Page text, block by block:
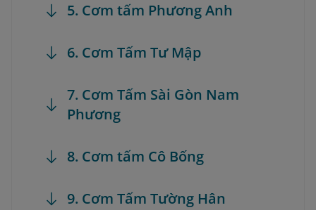
5. Cơm tấm Phương Anh
6. Cơm Tấm Tư Mập
7. Cơm Tấm Sài Gòn Nam
Phương
8. Cơm tấm Cô Bống
9. Cơm Tấm Tường Hân